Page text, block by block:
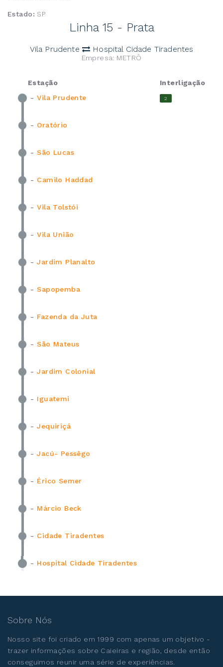
Estado: SP
Linha 15 - Prata
Vila Prudente Hospital Cidade Tiradentes
Empresa: METRÔ
Estação
Interligação
-Vila Prudente 2
- Oratório
-São Lucas
- Camilo Haddad
-Vila Tolstói
-Vila União
-Jardim Planalto
-Sapopemba
- Fazenda da Juta
-São Mateus
-Jardim Colonial
- Iguatemi
-Jequiriçá
-Jacú- Pessêgo
- Érico Semer
- Márcio Beck
- Cidade Tiradentes
- Hospital Cidade Tiradentes
Sobre Nós
Nosso site foi criado em 1999 com apenas um objetivo -
trazer informações sobre Caieiras e região, desde então
conseguimos reunir uma série de experiências.